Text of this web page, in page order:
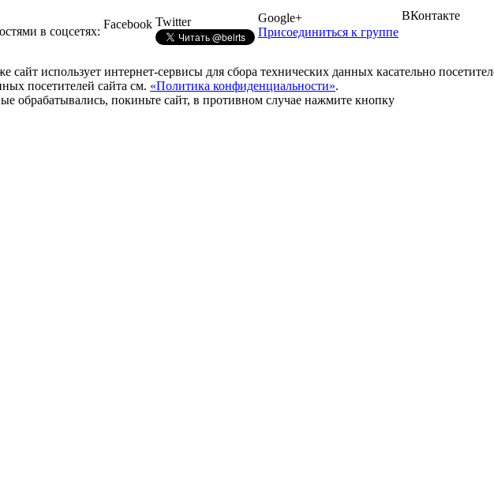
в соцсетях:
Facebook Twitter
Google+
Присоединиться к группе
ВКонтакте
сайт использует интернет-сервисы для сбора технических данных касательно
посетителей сайта см. «Политика конфиденциальности».
обрабатывались, покиньте сайт, в противном случае нажмите кнопку